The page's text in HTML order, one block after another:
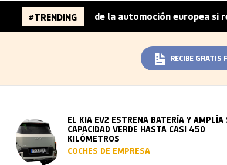
#TRENDING
de la automoción europea si rebaja sus
RECIBE GRATIS
EL KIA EV2 ESTRENA BATERÍA Y AMPLÍA
CAPACIDAD VERDE HASTA CASI 450
KILÓMETROS
COCHES DE EMPRESA